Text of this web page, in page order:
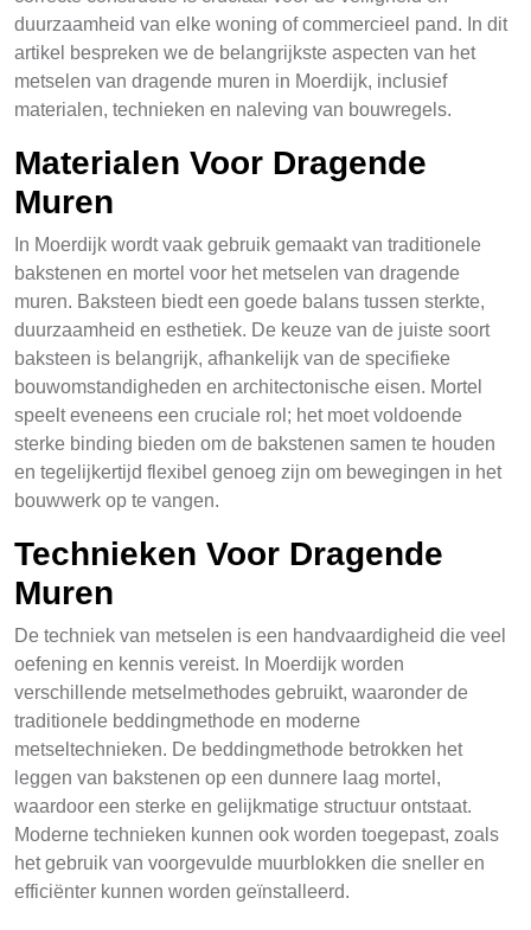
duurzaamheid van elke woning of commercieel pand. In dit
artikel bespreken we de belangrijkste aspecten van het
metselen van dragende muren in Moerdijk, inclusief
materialen, technieken en naleving van bouwregels.
Materialen Voor Dragende
Muren
In Moerdijk wordt vaak gebruik gemaakt van traditionele
bakstenen en mortel voor het metselen van dragende
muren. Baksteen biedt een goede balans tussen sterkte,
duurzaamheid en esthetiek. De keuze van de juiste soort
baksteen is belangrijk, afhankelijk van de specifieke
bouwomstandigheden en architectonische eisen. Mortel
speelt eveneens een cruciale rol; het moet voldoende
sterke binding bieden om de bakstenen samen te houden
en tegelijkertijd flexibel genoeg zijn om bewegingen in het
bouwwerk op te vangen.
Technieken Voor Dragende
Muren
De techniek van metselen is een handvaardigheid die veel
oefening en kennis vereist. In Moerdijk worden
verschillende metselmethodes gebruikt, waaronder de
traditionele beddingmethode en moderne
metseltechnieken. De beddingmethode betrokken het
leggen van bakstenen op een dunnere laag mortel,
waardoor een sterke en gelijkmatige structuur ontstaat.
Moderne technieken kunnen ook worden toegepast, zoals
het gebruik van voorgevulde muurblokken die sneller en
efficiënter kunnen worden geïnstalleerd.